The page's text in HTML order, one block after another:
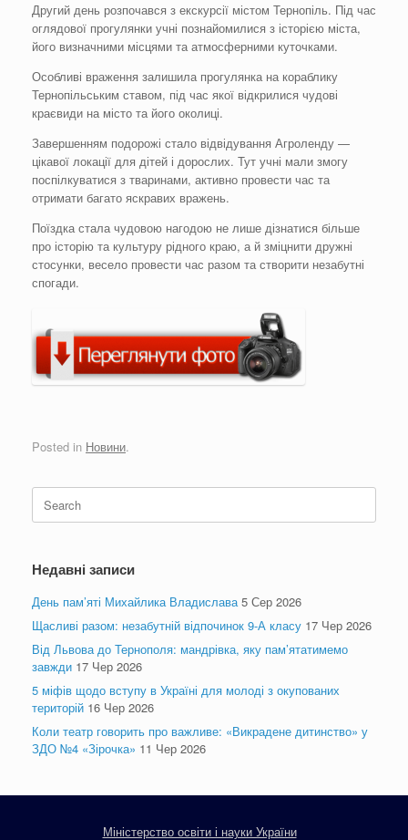
Другий день розпочався з екскурсії містом Тернопіль. Під час
оглядової прогулянки учні познайомилися з історією міста,
його визначними місцями та атмосферними куточками.
Особливі враження залишила прогулянка на кораблику
Тернопільським ставом, під час якої відкрилися чудові
краєвиди на місто та його околиці.
Завершенням подорожі стало відвідування Агроленду —
цікавої локації для дітей і дорослих. Тут учні мали змогу
поспілкуватися з тваринами, активно провести час та
отримати багато яскравих вражень.
Поїздка стала чудовою нагодою не лише дізнатися більше
про історію та культуру рідного краю, а й зміцнити дружні
стосунки, весело провести час разом та створити незабутні
спогади.
Posted in Новини.
Search
for:
Недавні записи
День пам’яті Михайлика Владислава 5 Сер 2026
Щасливі разом: незабутній відпочинок 9-А класу 17 Чер 2026
Від Львова до Тернополя: мандрівка, яку пам’ятатимемо
завжди 17 Чер 2026
5 міфів щодо вступу в Україні для молоді з окупованих
територій 16 Чер 2026
Коли театр говорить про важливе: «Викрадене дитинство» у
ЗДО №4 «Зірочка» 11 Чер 2026
Міністерство освіти і науки України